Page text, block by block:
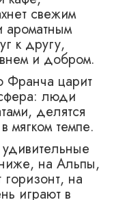
свежим
ароматным
к другу,
и добром.
Франча царит
люди
делятся
мягком темпе.
на Альпы,
на
играют в